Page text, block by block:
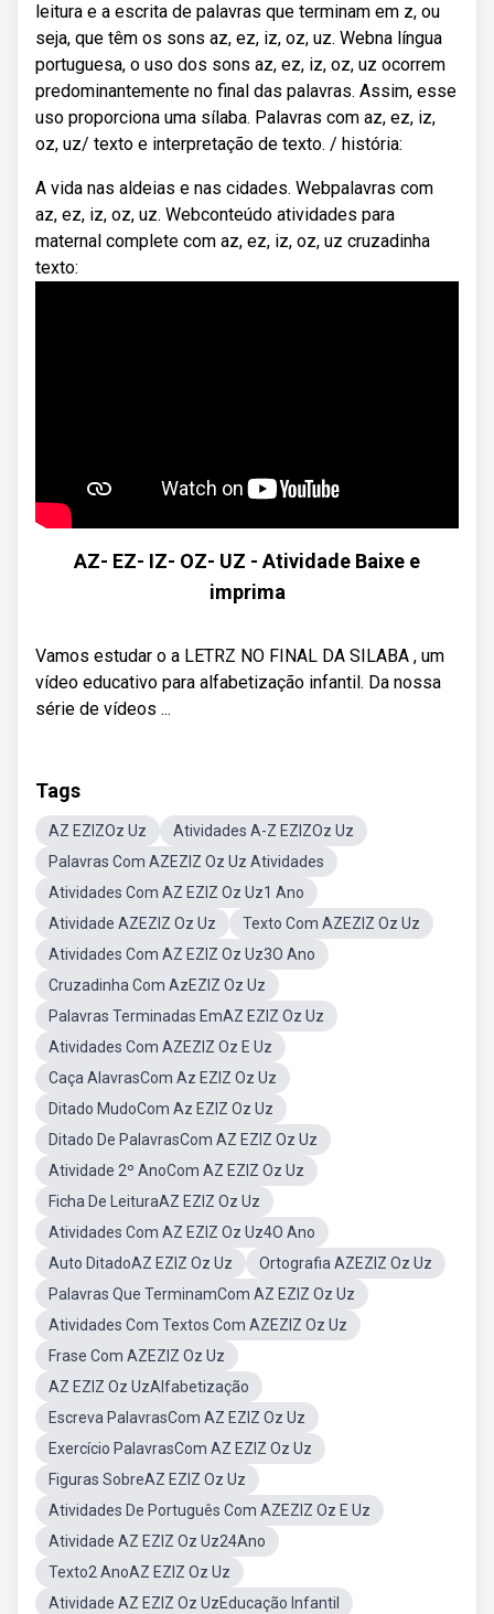
leitura e a escrita de palavras que terminam em z, ou
seja, que têm os sons az, ez, iz, oz, uz. Webna língua
portuguesa, o uso dos sons az, ez, iz, oz, uz ocorrem
predominantemente no final das palavras. Assim, esse
uso proporciona uma sílaba. Palavras com az, ez, iz,
oz, uz/ texto e interpretação de texto. / história:
A vida nas aldeias e nas cidades. Webpalavras com
az, ez, iz, oz, uz. Webconteúdo atividades para
maternal complete com az, ez, iz, oz, uz cruzadinha
texto:
AZ- EZ- IZ- OZ- UZ - Atividade Baixe e
imprima
Vamos estudar o a LETRZ NO FINAL DA SILABA , um
vídeo educativo para alfabetização infantil. Da nossa
série de vídeos ...
Tags
AZ EZIZOz Uz
Atividades A-Z EZIZOz Uz
Palavras Com AZEZIZ Oz Uz Atividades
Atividades Com AZ EZIZ Oz Uz1 Ano
Atividade AZEZIZ Oz Uz
Texto Com AZEZIZ Oz Uz
Atividades Com AZ EZIZ Oz Uz3O Ano
Cruzadinha Com AzEZIZ Oz Uz
Palavras Terminadas EmAZ EZIZ Oz Uz
Atividades Com AZEZIZ Oz E Uz
Caça AlavrasCom Az EZIZ Oz Uz
Ditado MudoCom Az EZIZ Oz Uz
Ditado De PalavrasCom AZ EZIZ Oz Uz
Atividade 2º AnoCom AZ EZIZ Oz Uz
Ficha De LeituraAZ EZIZ Oz Uz
Atividades Com AZ EZIZ Oz Uz4O Ano
Auto DitadoAZ EZIZ Oz Uz
Ortografia AZEZIZ Oz Uz
Palavras Que TerminamCom AZ EZIZ Oz Uz
Atividades Com Textos Com AZEZIZ Oz Uz
Frase Com AZEZIZ Oz Uz
AZ EZIZ Oz UzAlfabetização
Escreva PalavrasCom AZ EZIZ Oz Uz
Exercício PalavrasCom AZ EZIZ Oz Uz
Figuras SobreAZ EZIZ Oz Uz
Atividades De Português Com AZEZIZ Oz E Uz
Atividade AZ EZIZ Oz Uz24Ano
Texto2 AnoAZ EZIZ Oz Uz
Atividade AZ EZIZ Oz UzEducação Infantil